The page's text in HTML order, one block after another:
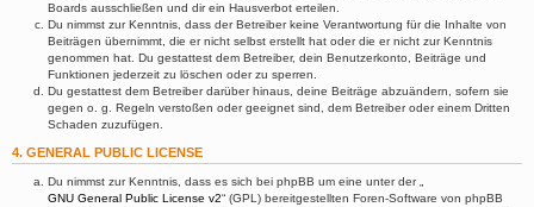
Boards ausschließen und dir ein Hausverbot erteilen.
Du nimmst zur Kenntnis, dass der Betreiber keine Verantwortung für die Inhalte von
Beiträgen übernimmt, die er nicht selbst erstellt hat oder die er nicht zur Kenntnis
genommen hat. Du gestattest dem Betreiber, dein Benutzerkonto, Beiträge und
Funktionen jederzeit zu löschen oder zu sperren.
Du gestattest dem Betreiber darüber hinaus, deine Beiträge abzuändern, sofern sie
gegen o. g. Regeln verstoßen oder geeignet sind, dem Betreiber oder einem Dritten
Schaden zuzufügen.
4. GENERAL PUBLIC LICENSE
Du nimmst zur Kenntnis, dass es sich bei phpBB um eine unter der „
GNU General Public License v2“ (GPL) bereitgestellten Foren-Software von phpBB